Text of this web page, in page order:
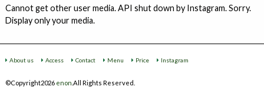
Cannot get other user media. API shut down by Instagram. Sorry.
Display only your media.
About us Access Contact Menu Price Instagram
©Copyright2026 enon .All Rights Reserved.